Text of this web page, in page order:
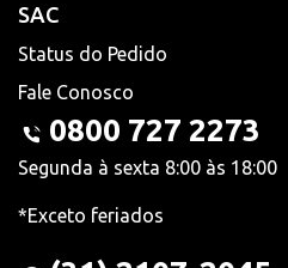
SAC
Status do Pedido
Fale Conosco
0800 727 2273
Segunda à sexta 8:00 às 18:00
*Exceto feriados